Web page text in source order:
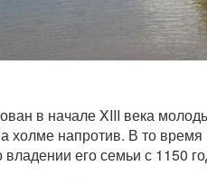
в начале XIII века
холме напротив. В то
его семьи с 1150